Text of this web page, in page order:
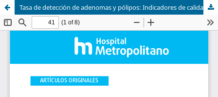
Tasa de detección de adenomas y pólipos: Indicadores de calidad colonoscópica en el Hospital Metropolitano